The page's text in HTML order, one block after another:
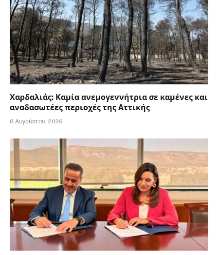
Χαρδαλιάς: Καμία ανεμογεννήτρια σε καμένες και
αναδασωτέες περιοχές της Αττικής
8 Αυγούστου, 2026